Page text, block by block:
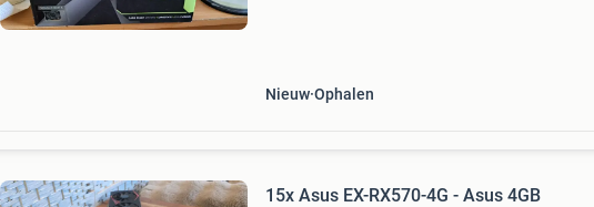
Nieuw Ophalen
15x Asus EX-RX570-4G - Asus 4GB